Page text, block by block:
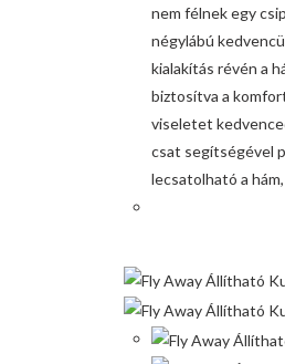
nem félnek egy
négylábú
kialakítás révén a
biztosítva a
viseletet
csat segítségével
lecsatolható a